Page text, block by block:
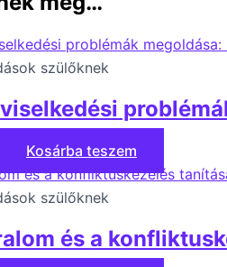
szülőknek
Kosárba teszem
szülőknek
és a